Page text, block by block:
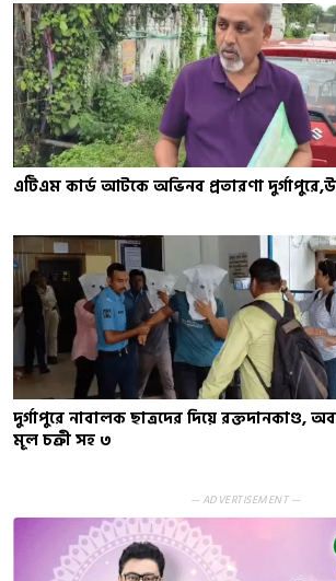
এটিএম কার্ড আটকে অভিনব প্রতারণা
দুর্গাপুরে নাবালক ছাত্রদের দিয়ে রক্তদানকাণ্ড,
মূল চক্রী সহ ৩
— ADVERTISEMENT —